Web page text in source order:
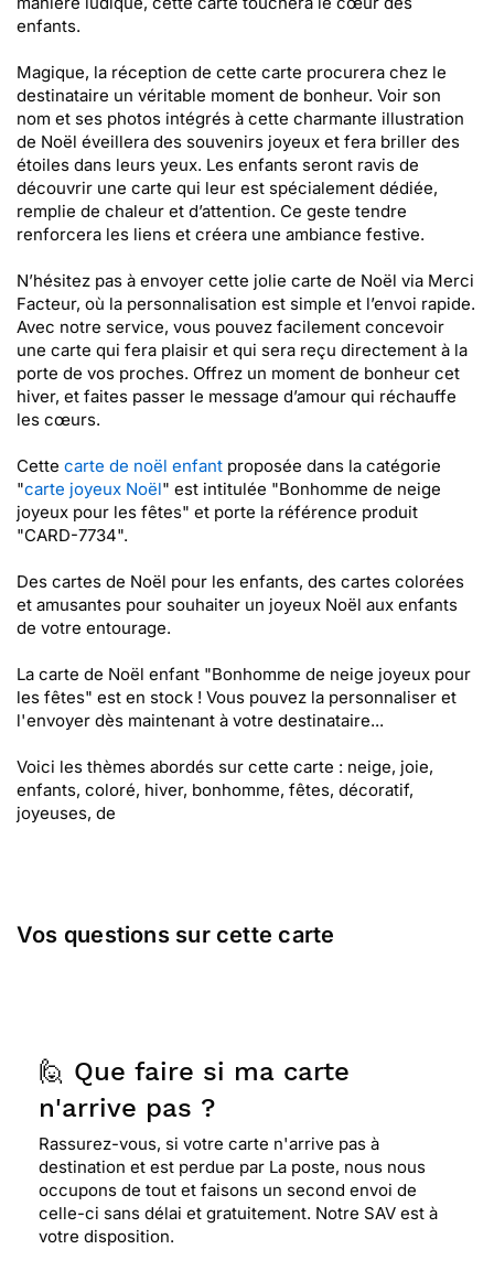
enfants.
Magique, la réception de cette carte procurera chez le
destinataire un véritable moment de bonheur. Voir son
nom et ses photos intégrés à cette charmante illustration
de Noël éveillera des souvenirs joyeux et fera briller des
étoiles dans leurs yeux. Les enfants seront ravis de
découvrir une carte qui leur est spécialement dédiée,
remplie de chaleur et d’attention. Ce geste tendre
renforcera les liens et créera une ambiance festive.
N’hésitez pas à envoyer cette jolie carte de Noël via Merci
Facteur, où la personnalisation est simple et l’envoi rapide.
Avec notre service, vous pouvez facilement concevoir
une carte qui fera plaisir et qui sera reçu directement à la
porte de vos proches. Offrez un moment de bonheur cet
hiver, et faites passer le message d’amour qui réchauffe
les cœurs.
Cette carte de noël enfant proposée dans la catégorie
"carte joyeux Noël" est intitulée "Bonhomme de neige
joyeux pour les fêtes" et porte la référence produit
"CARD-7734".
Des cartes de Noël pour les enfants, des cartes colorées
et amusantes pour souhaiter un joyeux Noël aux enfants
de votre entourage.
La carte de Noël enfant "Bonhomme de neige joyeux pour
les fêtes" est en stock ! Vous pouvez la personnaliser et
l'envoyer dès maintenant à votre destinataire...
Voici les thèmes abordés sur cette carte : neige, joie,
enfants, coloré, hiver, bonhomme, fêtes, décoratif,
joyeuses, de
Vos questions sur cette carte
🙋 Que faire si ma carte
n'arrive pas ?
Rassurez-vous, si votre carte n'arrive pas à
destination et est perdue par La poste, nous nous
occupons de tout et faisons un second envoi de
celle-ci sans délai et gratuitement. Notre SAV est à
votre disposition.